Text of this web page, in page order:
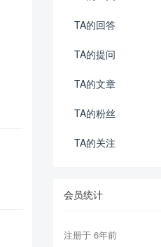
TA的回答
TA的提问
TA的文章
TA的粉丝
TA的关注
会员统计
注册于 6年前